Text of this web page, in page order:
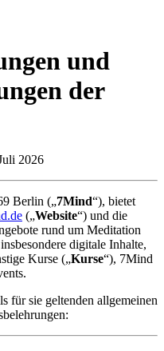
und
der
2026
Berlin („7Mind“), bietet
(„Website“) und die
rund um Meditation
digitale Inhalte,
Kurse („Kurse“), 7Mind
für sie geltenden allgemeinen